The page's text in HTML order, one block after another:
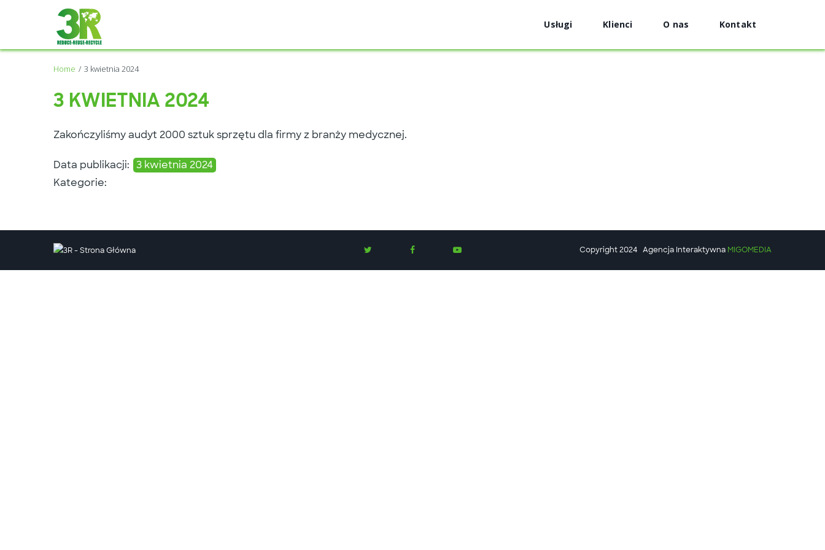
Usługi Klienci O nas Kontakt
Home 3 kwietnia 2024
3 KWIETNIA 2024
Zakończyliśmy audyt 2000 sztuk sprzętu dla firmy z branży medycznej.
Data publikacji: 3 kwietnia 2024
Kategorie:
Copyright 2024 Agencja Interaktywna MIGOMEDIA
Twitter Facebook Youtube